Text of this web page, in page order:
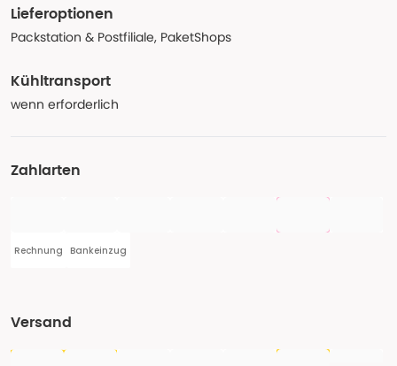
Lieferoptionen
Packstation & Postfiliale, PaketShops
Kühltransport
wenn erforderlich
Zahlarten
Rechnung Bankeinzug
Versand